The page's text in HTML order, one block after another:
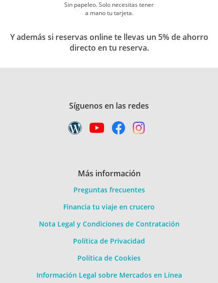
Sin papeleo. Solo necesitas tener
a mano tu tarjeta.
Y además si reservas online te llevas un 5% de ahorro
directo en tu reserva.
Síguenos en las redes
Más información
Preguntas frecuentes
Financia tu viaje en crucero
Nota Legal y Condiciones de Contratación
Política de Privacidad
Política de Cookies
Información Legal sobre Mercados en Línea